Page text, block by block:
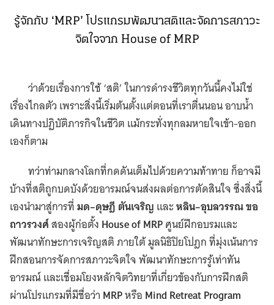
รู้จักกับ ‘MRP’ โปรแกรมพัฒนาสติและจัดการสภาวะ
จิตใจจาก House of MRP
ว่าด้วยเรื่องการใช้ ‘สติ’ ในการดำรงชีวิตทุกวันนี้คงไม่ใช่
เรื่องไกลตัว เพราะสิ่งนี้เริ่มต้นตั้งแต่ตอนที่เราตื่นนอน อาบน้ำ
เดินทางปฏิบัติภารกิจในชีวิต แม้กระทั่งทุกลมหายใจเข้า-ออก
เองก็ตาม
ทว่าท่ามกลางโลกที่กดดันเต็มไปด้วยความท้าทาย ก็อาจมี
บ้างที่สติถูกบดบังด้วยอารมณ์จนส่งผลต่อการตัดสินใจ ซึ่งสิ่งนี้
เองนำมาสู่การที่มด–ดุษฎี ตันเจริญ และหลิน–อุบลวรรณ ขอ
ถาวรวงศ์สองผู้ก่อตั้ง House of MRPศูนย์ฝึกอบรมและ
พัฒนาทักษะการเจริญสติ ภายใต้ มูลนิธิปิยโปฎก ที่มุ่งเน้นการ
ฝึกสอนการจัดการสภาวะจิตใจ พัฒนาทักษะการรู้เท่าทัน
อารมณ์ และเชื่อมโยงหลักจิตวิทยาที่เกี่ยวข้องกับการฝึกสติ
ผ่านโปรแกรมที่มีชื่อว่า MRPหรือ Mind Retreat Program